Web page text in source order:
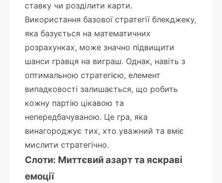
ставку чи розділити карти.
Використання базової стратегії блекджеку,
яка базується на математичних
розрахунках, може значно підвищити
шанси гравця на виграш. Однак, навіть з
оптимальною стратегією, елемент
випадковості залишається, що робить
кожну партію цікавою та
непередбачуваною. Це гра, яка
винагороджує тих, хто уважний та вміє
мислити стратегічно.
Слоти: Миттєвий азарт та яскраві
емоції